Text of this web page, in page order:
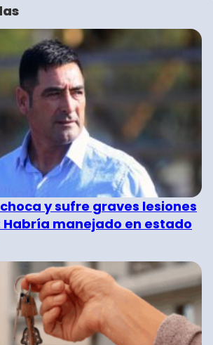
y sufre graves lesiones
Habría manejado en estado